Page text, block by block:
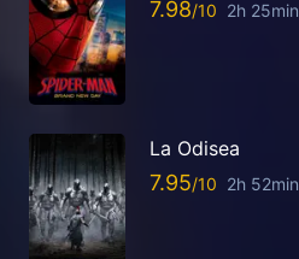
7.98 2h 25min
La Odisea
7.95 2h 52min